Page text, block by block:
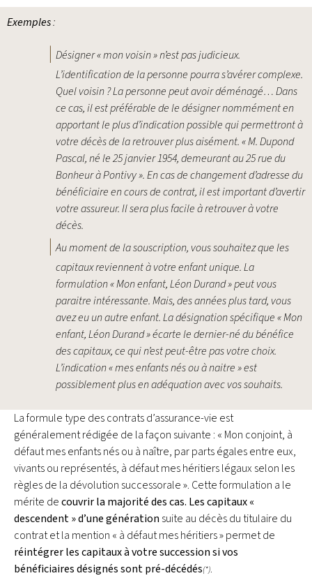
Exemples:
Désigner « mon voisin » n’est pas judicieux.
L’identification de la personne pourra s’avérer complexe.
Quel voisin ? La personne peut avoir déménagé… Dans
ce cas, il est préférable de le désigner nommément en
apportant le plus d’indication possible qui permettront à
votre décès de la retrouver plus aisément. « M. Dupond
Pascal, né le 25 janvier 1954, demeurant au 25 rue du
Bonheur à Pontivy ». En cas de changement d’adresse du
bénéficiaire en cours de contrat, il est important d’avertir
votre assureur. Il sera plus facile à retrouver à votre
décès.
Au moment de la souscription, vous souhaitez que les
capitaux reviennent à votre enfant unique. La
formulation « Mon enfant, Léon Durand » peut vous
paraitre intéressante. Mais, des années plus tard, vous
avez eu un autre enfant. La désignation spécifique « Mon
enfant, Léon Durand » écarte le dernier-né du bénéfice
des capitaux, ce qui n’est peut-être pas votre choix.
L’indication « mes enfants nés ou à naitre » est
possiblement plus en adéquation avec vos souhaits.
La formule type des contrats d’assurance-vie est
généralement rédigée de la façon suivante : « Mon conjoint, à
défaut mes enfants nés ou à naître, par parts égales entre eux,
vivants ou représentés, à défaut mes héritiers légaux selon les
règles de la dévolution successorale ». Cette formulation a le
mérite decouvrir la majorité des cas. Les capitaux «
descendent » d’une génération suite au décès du titulaire du
contrat et la mention « à défaut mes héritiers » permet de
réintégrer les capitaux à votre succession si vos
bénéficiaires désignés sont pré-décédés(*).